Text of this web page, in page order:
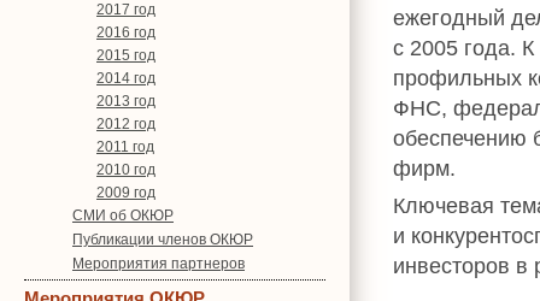
2017 год
2016 год
2015 год
2014 год
2013 год
2012 год
2011 год
2010 год
2009 год
СМИ об ОКЮР
Публикации членов ОКЮР
Мероприятия партнеров
ежегодный
с 2005 года.
профильных
ФНС,
обеспечению
фирм.
Ключевая
и
инвесторов в